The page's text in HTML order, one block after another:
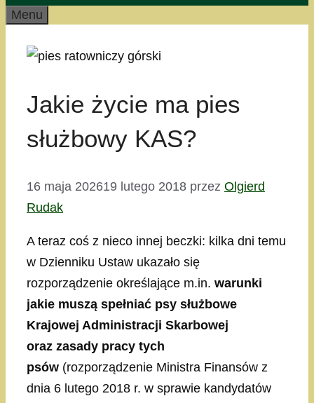
Menu
Jakie życie ma pies
służbowy KAS?
16 maja 202619 lutego 2018 przez Olgierd
Rudak
A teraz coś z nieco innej beczki: kilka dni temu
w Dzienniku Ustaw ukazało się
rozporządzenie określające m.in. warunki
jakie muszą spełniać psy służbowe
Krajowej Administracji Skarbowej
oraz zasady pracy tych
psów (rozporządzenie Ministra Finansów z
dnia 6 lutego 2018 r. w sprawie kandydatów